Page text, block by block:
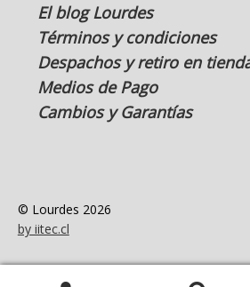
El blog Lourdes
Términos y condiciones
Despachos y retiro en
Medios de Pago
Cambios y Garantías
© Lourdes 2026
by iitec.cl